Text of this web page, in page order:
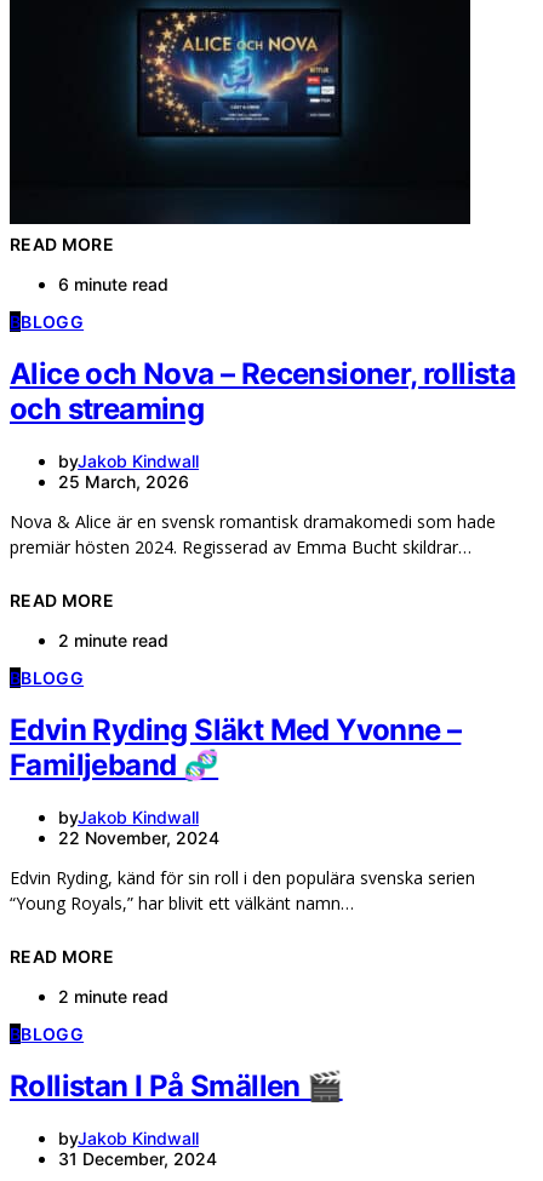
READ MORE
6 minute read
BBLOGG
Alice och Nova – Recensioner, rollista
och streaming
byJakob Kindwall
25 March, 2026
Nova & Alice är en svensk romantisk dramakomedi som hade
premiär hösten 2024. Regisserad av Emma Bucht skildrar…
READ MORE
2 minute read
BBLOGG
Edvin Ryding Släkt Med Yvonne –
Familjeband 🧬
byJakob Kindwall
22 November, 2024
Edvin Ryding, känd för sin roll i den populära svenska serien
“Young Royals,” har blivit ett välkänt namn…
READ MORE
2 minute read
BBLOGG
Rollistan I På Smällen 🎬
byJakob Kindwall
31 December, 2024